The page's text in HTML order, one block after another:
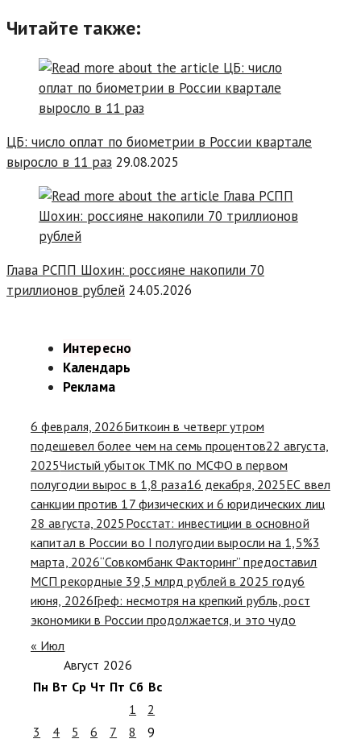
Читайте также:
ЦБ: число оплат по биометрии в России квартале
выросло в 11 раз 29.08.2025
Глава РСПП Шохин: россияне накопили 70
триллионов рублей 24.05.2026
Интересно
Календарь
Реклама
6 февраля, 2026Биткоин в четверг утром
подешевел более чем на семь процентов22 августа,
2025Чистый убыток ТМК по МСФО в первом
полугодии вырос в 1,8 раза16 декабря, 2025ЕС ввел
санкции против 17 физических и 6 юридических лиц
28 августа, 2025 Росстат: инвестиции в основной
капитал в России во I полугодии выросли на 1,5%3
марта, 2026“Совкомбанк Факторинг” предоставил
МСП рекордные 39,5 млрд рублей в 2025 году6
июня, 2026Греф: несмотря на крепкий рубль, рост
экономики в России продолжается, и это чудо
« Июл
Август 2026
Пн Вт Ср Чт Пт Сб Вс
1
2
3
4 5 6 7 8 9